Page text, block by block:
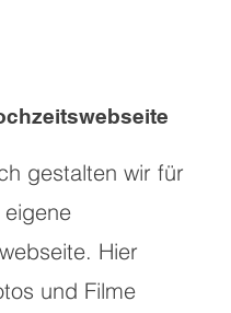
gestalten wir für
eigene
Hier
und Filme